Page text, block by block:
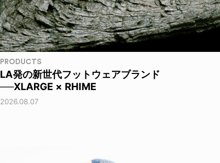
PRODUCTS
LA発の新世代フットウェアブランド
──XLARGE × RHIME
2026.08.07